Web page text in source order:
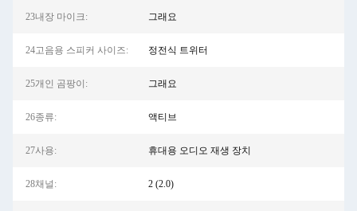
23내장 마이크: 그래요
24고음용 스피커 사이즈: 정전식 트위터
25개인 곰팡이: 그래요
26종류: 액티브
27사용: 휴대용 오디오 재생 장치
28채널: 2 (2.0)